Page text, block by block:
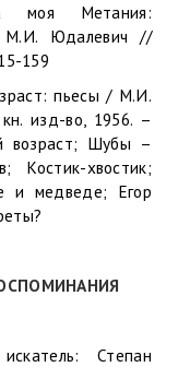
моя Метания:
М.И. Юдалевич //
159
пьесы / М.И.
изд-во, 1956. –
возраст; Шубы –
Костик-хвостик;
и медведе; Егор
Степан